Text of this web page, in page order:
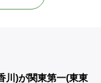
)が関東第一(東東